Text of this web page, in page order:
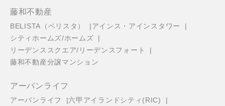
藤和不動産
BELISTA（ベリスタ）
アインス・アインスタワー
シティホームズ/ホームズ
リーデンススクエア/リーデンスフォート
藤和不動産分譲マンション
アーバンライフ
アーバンライフ
六甲アイランドシティ(RIC)